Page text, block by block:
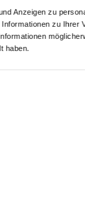
Anzeigen zu
zu
haben.